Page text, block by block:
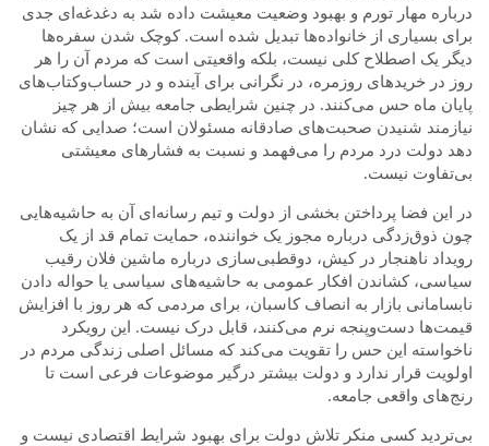
درباره مهار تورم و بهبود وضعیتمعیشت دادهشد به دغدغه‌ای جدی
برای بسیاری از خانواده‌ها تبدیل شده است. کوچک شدن سفره‌ها
دیگر یک اصطلاح کلی نیست، بلکه واقعیتی است که مردم آن را هر
روز در خریدهای روزمره، در نگرانی برای آینده و در حساب‌وکتاب‌های
پایان ماه حس می‌کنند. در چنین شرایطی جامعه بیش از هر چیز
نیازمند شنیدن صحبت‌های صادقانه مسئولان است؛ صدایی که نشان
دهد دولتدرد مردم را می‌فهمد و نسبت به فشارهای معیشتی
بی‌تفاوت نیست.
در این فضا پرداختن بخشی از دولت و تیم رسانه‌ای آن به حاشیه‌هایی
چون ذوق‌زدگی درباره مجوز یک خواننده، حمایت تمام قد از یک
رویداد ناهنجار در کیش، دوقطبی‌سازی درباره ماشین فلان رقیب
سیاسی، کشاندن افکار عمومی به حاشیه‌های سیاسی یا حواله دادن
نابسامانی بازار به انصاف کاسبان، برای مردمی که هر روز با افزایش
قیمت‌ها دست‌وپنجه نرم می‌کنند، قابل درک نیست. این رویکرد
ناخواسته این حس را تقویت می‌کند که مسائل اصلی زندگی مردم در
اولویت قرار ندارد و دولت بیشتر درگیر موضوعات فرعی است تا
رنج‌های واقعی جامعه.
بی‌تردید کسی منکر تلاش دولت برای بهبود شرایط اقتصادی نیست و